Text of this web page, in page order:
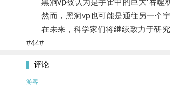
黑洞vp被认为是宇宙中的巨大‘吞噬机
然而，黑洞vp也可能是通往另一个宇
在未来，科学家们将继续致力于研究
#44#
评论
游客